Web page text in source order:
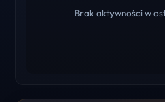
Brak aktywności w